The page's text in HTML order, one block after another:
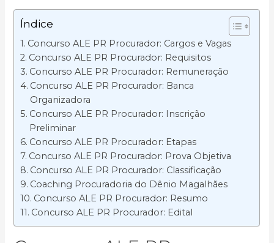
Índice
Concurso ALE PR Procurador: Cargos e Vagas
Concurso ALE PR Procurador: Requisitos
Concurso ALE PR Procurador: Remuneração
Concurso ALE PR Procurador: Banca
Organizadora
Concurso ALE PR Procurador: Inscrição
Preliminar
Concurso ALE PR Procurador: Etapas
Concurso ALE PR Procurador: Prova Objetiva
Concurso ALE PR Procurador: Classificação
Coaching Procuradoria do Dênio Magalhães
Concurso ALE PR Procurador: Resumo
Concurso ALE PR Procurador: Edital